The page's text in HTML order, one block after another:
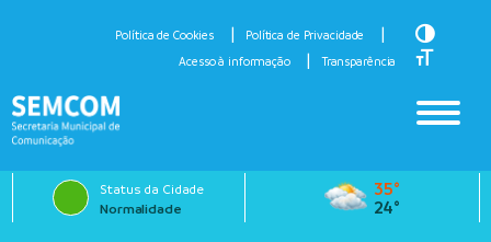
Política de Cookies
Política de Privacidade
Acesso à informação
Transparência
Toggle
Toggle
Status da Cidade
Normalidade
35°
24°